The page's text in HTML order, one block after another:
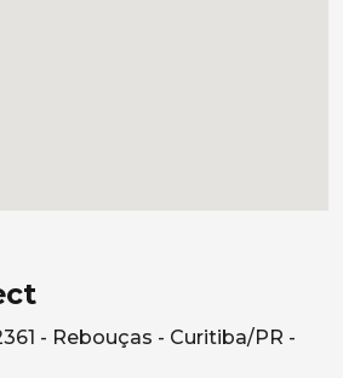
- Rebouças - Curitiba/PR -